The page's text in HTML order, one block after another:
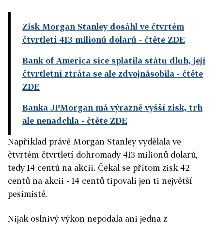
Zisk Morgan Stanley dosáhl ve čtvrtém
čtvrtletí 413 milionů dolarů - čtěte ZDE
Bank of America sice splatila státu dluh, její
čtvrtletní ztráta se ale zdvojnásobila - čtěte
ZDE
Banka JPMorgan má výrazně vyšší zisk, trh
ale nenadchla - čtěte ZDE
Například právě Morgan Stanley vydělala ve
čtvrtém čtvrtletí dohromady 413 milionů dolarů,
tedy 14 centů na akcii. Čekal se přitom zisk 42
centů na akcii - 14 centů tipovali jen ti největší
pesimisté.
Nijak oslnivý výkon nepodala ani jedna z